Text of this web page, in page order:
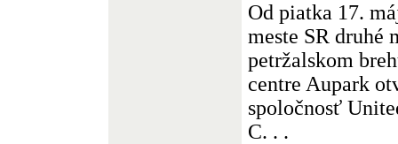
Od piatka 17.
meste SR druhé
petržalskom
centre Aupark
spoločnosť
C. . .